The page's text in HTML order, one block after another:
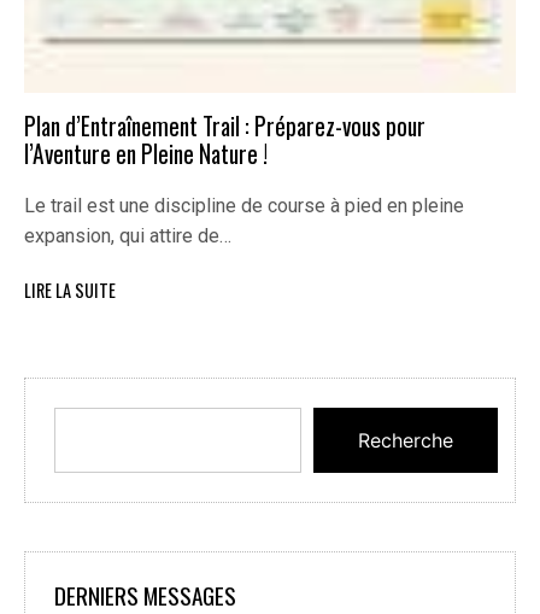
Plan d’Entraînement Trail : Préparez-vous pour
l’Aventure en Pleine Nature !
Le trail est une discipline de course à pied en pleine
expansion, qui attire de…
LIRE LA SUITE
Recherche
DERNIERS MESSAGES